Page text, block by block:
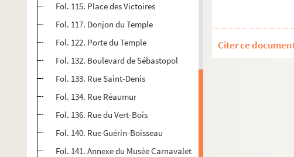
Fol. 115. Place des Victoires
Fol. 117. Donjon du Temple
Fol. 122. Porte du Temple
Fol. 132. Boulevard de Sébastopol
Fol. 133. Rue Saint-Denis
Fol. 134. Rue Réaumur
Fol. 136. Rue du Vert-Bois
Fol. 140. Rue Guérin-Boisseau
Fol. 141. Annexe du Musée Carnavalet
Citer ce